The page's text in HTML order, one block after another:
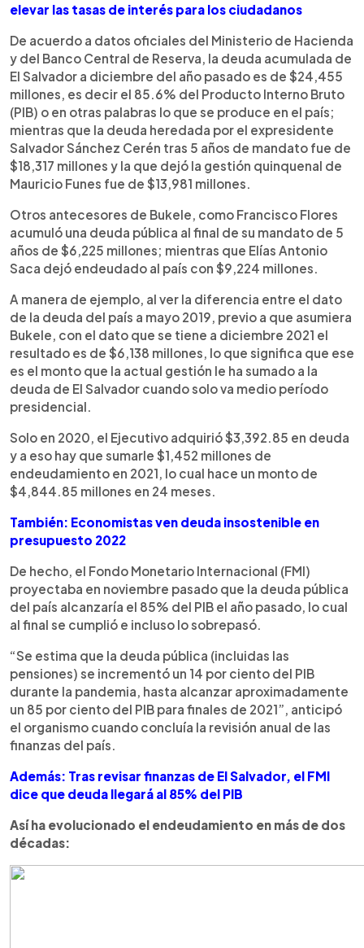
elevar las tasas de interés para los ciudadanos
De acuerdo a datos oficiales del Ministerio de Hacienda
y del Banco Central de Reserva, la deuda acumulada de
El Salvador a diciembre del año pasado es de $24,455
millones, es decir el 85.6% del Producto Interno Bruto
(PIB) o en otras palabras lo que se produce en el país;
mientras que la deuda heredada por el expresidente
Salvador Sánchez Cerén tras 5 años de mandato fue de
$18,317 millones y la que dejó la gestión quinquenal de
Mauricio Funes fue de $13,981 millones.
Otros antecesores de Bukele, como Francisco Flores
acumuló una deuda pública al final de su mandato de 5
años de $6,225 millones; mientras que Elías Antonio
Saca dejó endeudado al país con $9,224 millones.
A manera de ejemplo, al ver la diferencia entre el dato
de la deuda del país a mayo 2019, previo a que asumiera
Bukele, con el dato que se tiene a diciembre 2021 el
resultado es de $6,138 millones, lo que significa que ese
es el monto que la actual gestión le ha sumado a la
deuda de El Salvador cuando solo va medio período
presidencial.
Solo en 2020, el Ejecutivo adquirió $3,392.85 en deuda
y a eso hay que sumarle $1,452 millones de
endeudamiento en 2021, lo cual hace un monto de
$4,844.85 millones en 24 meses.
También: Economistas ven deuda insostenible en
presupuesto 2022
De hecho, el Fondo Monetario Internacional (FMI)
proyectaba en noviembre pasado que la deuda pública
del país alcanzaría el 85% del PIB el año pasado, lo cual
al final se cumplió e incluso lo sobrepasó.
“Se estima que la deuda pública (incluidas las
pensiones) se incrementó un 14 por ciento del PIB
durante la pandemia, hasta alcanzar aproximadamente
un 85 por ciento del PIB para finales de 2021”, anticipó
el organismo cuando concluía la revisión anual de las
finanzas del país.
Además: Tras revisar finanzas de El Salvador, el FMI
dice que deuda llegará al 85% del PIB
Así ha evolucionado el endeudamiento en más de dos
décadas: